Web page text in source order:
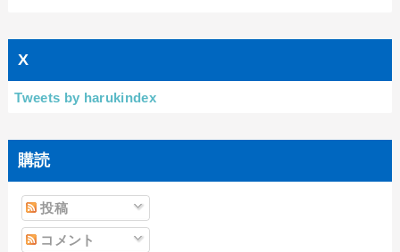
X
Tweets by harukindex
購読
投稿
コメント